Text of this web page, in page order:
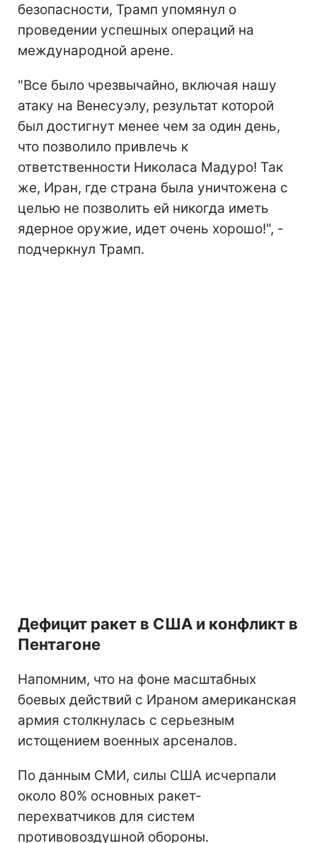
безопасности, Трамп упомянул о
проведении успешных операций на
международной арене.
"Все было чрезвычайно, включая нашу
атаку на Венесуэлу, результат которой
был достигнут менее чем за один день,
что позволило привлечь к
ответственности Николаса Мадуро! Так
же, Иран, где страна была уничтожена с
целью не позволить ей никогда иметь
ядерное оружие, идет очень хорошо!", -
подчеркнул Трамп.
Дефицит ракет в США и конфликт в
Пентагоне
Напомним, что на фоне масштабных
боевых действий с Ираном американская
армия столкнулась с серьезным
истощением военных арсеналов.
По данным СМИ, силы США исчерпали
около 80% основных ракет-
перехватчиков для систем
противовоздушной обороны.